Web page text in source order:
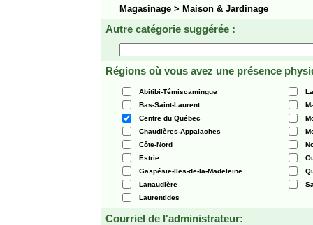
Magasinage > Maison & Jardinage
Autre catégorie suggérée :
Régions où vous avez une présence
Abitibi-Témiscamingue
Bas-Saint-Laurent
Centre du Québec
Chaudières-Appalaches
Côte-Nord
Estrie
Gaspésie-Iles-de-la-Madeleine
Lanaudière
Laurentides
Courriel de l'administrateur: